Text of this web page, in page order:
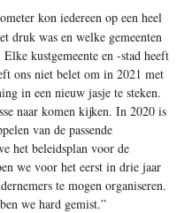
kon iedereen op een heel
druk was en welke gemeenten
kustgemeente en -stad heeft
ons niet belet om in 2021 met
in een nieuw jasje te steken.
naar komen kijken. In 2020 is
van de passende
het beleidsplan voor de
we voor het eerst in drie jaar
te mogen organiseren.
we hard gemist.”